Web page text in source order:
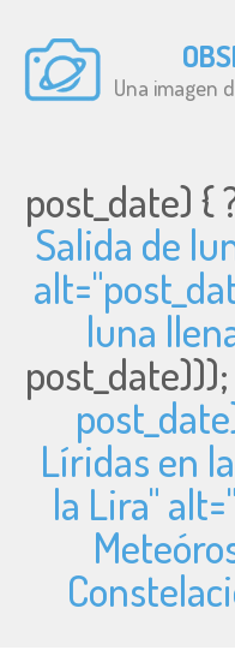
Una imagen
post_date) {
Salida de
alt="
luna
post_date)));
Líridas en
la Lira" alt="